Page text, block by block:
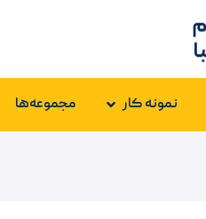
نمونه کار مجموعه‌ها